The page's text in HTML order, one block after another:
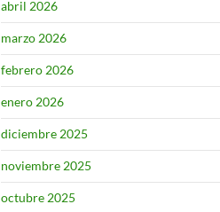
abril 2026
marzo 2026
febrero 2026
enero 2026
diciembre 2025
noviembre 2025
octubre 2025